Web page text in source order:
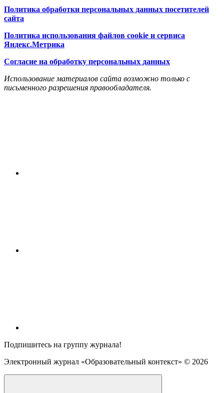
Политика обработки персональных данных посетителей
сайта
Политика использования файлов cookie и сервиса
Яндекс.Метрика
Согласие на обработку персональных данных
Использование материалов сайта возможно только с
письменного разрешения правообладателя.
Подпишитесь на группу журнала!
Электронный журнал «Образовательный контекст» © 2026